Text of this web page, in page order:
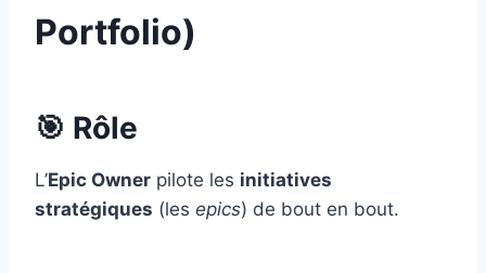
Portfolio)
🎯 Rôle
L’Epic Owner pilote les initiatives
stratégiques (les epics) de bout en bout.